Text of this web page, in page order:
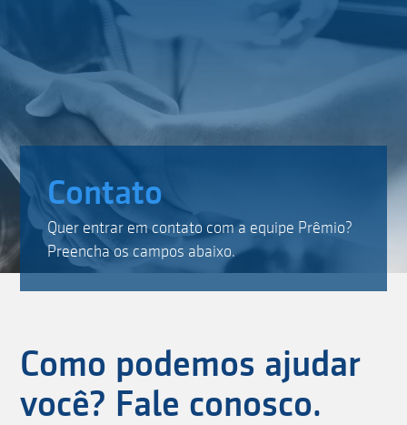
Contato
Quer entrar em contato com a equipe Prêmio?
Preencha os campos abaixo.
Como podemos ajudar
você? Fale conosco.